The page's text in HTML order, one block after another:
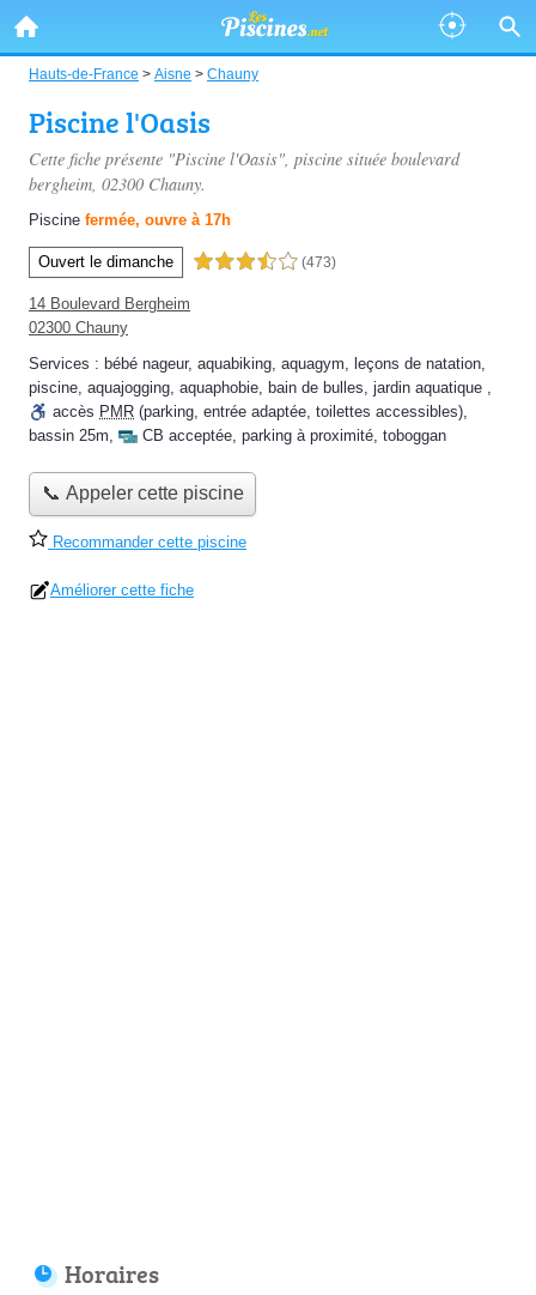
Hauts-de-France > Aisne > Chauny
Piscine l'Oasis
Cette fiche présente "Piscine l'Oasis", piscine située boulevard
bergheim, 02300 Chauny.
Piscine fermée, ouvre à 17h
Ouvert le dimanche 3,5 étoiles sur 5 (473)
14 Boulevard Bergheim
02300 Chauny
Services : bébé nageur, aquabiking, aquagym, leçons de natation,
piscine, aquajogging, aquaphobie, bain de bulles, jardin aquatique ,
accès PMR (parking, entrée adaptée, toilettes accessibles),
bassin 25m, CB acceptée, parking à proximité, toboggan
📞 Appeler cette piscine
Recommander cette piscine
Améliorer cette fiche
Horaires